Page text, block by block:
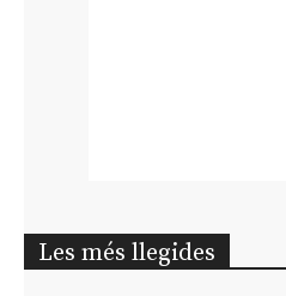
Les més llegides